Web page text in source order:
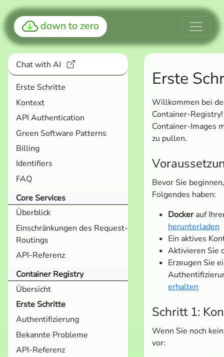
down to zero
Chat with AI
Erste Schritte
Kontext
API Authentication
Green Software Patterns
Billing
Identifiers
FAQ
Core Services
Überblick
Einschränkungen des Request-
Routings
API-Referenz
Container Registry
Übersicht
Erste Schritte
Authentifizierung
Bekannte Probleme
API-Referenz
Erste
Willkommen bei
Container-
Container-Images
zu pullen.
Bevor Sie
Folgendes haben:
Dockerauf
herunterladen
Ein aktives
Aktivieren Sie
Erzeugen Sie
erhalten
Schritt 1:
Wenn Sie noch
vor: